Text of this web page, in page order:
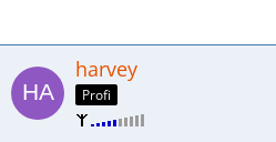
harvey
Profi